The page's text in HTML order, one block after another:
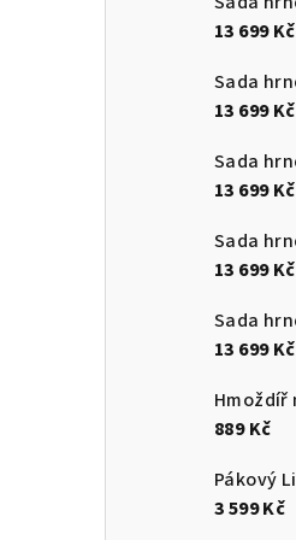
13 699 Kč
13 699 Kč
13 699 Kč
13 699 Kč
13 699 Kč
889 Kč
3 599 Kč